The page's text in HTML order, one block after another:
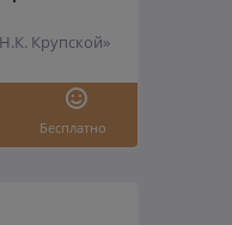
Крупской»
Бесплатно